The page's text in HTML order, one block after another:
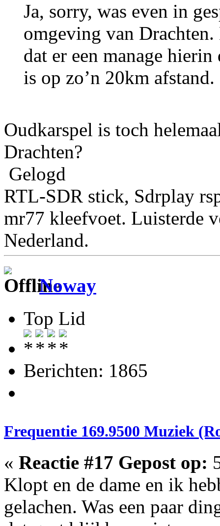
Ja, sorry, was even in
omgeving van Drachten.
dat er een manage
is op zo’n 20km afstand.
Oudkarspel is toch
Drachten?
Gelogd
RTL-SDR stick, Sdrplay
mr77 kleefvoet. Luisterde
Nederland.
Noway
Top Lid
Berichten: 1865
Frequentie 169.9500 Muziek
« Reactie #17 Gepost op:
Klopt en de dame en ik
gelachen. Was een paar